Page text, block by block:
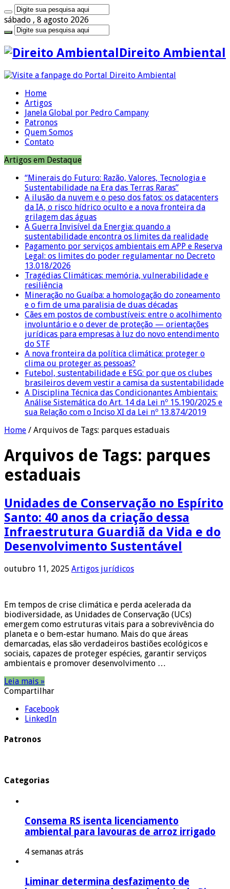
sábado , 8 agosto 2026
Direito Ambiental
Home
Artigos
Janela Global por Pedro Campany
Patronos
Quem Somos
Contato
Artigos em Destaque
“Minerais do Futuro: Razão, Valores, Tecnologia e
Sustentabilidade na Era das Terras Raras”
A ilusão da nuvem e o peso dos fatos: os datacenters
da IA, o risco hídrico oculto e a nova fronteira da
grilagem das águas
A Guerra Invisível da Energia: quando a
sustentabilidade encontra os limites da realidade
Pagamento por serviços ambientais em APP e Reserva
Legal: os limites do poder regulamentar no Decreto
13.018/2026
Tragédias Climáticas: memória, vulnerabilidade e
resiliência
Mineração no Guaíba: a homologação do zoneamento
e o fim de uma paralisia de duas décadas
Cães em postos de combustíveis: entre o acolhimento
involuntário e o dever de proteção — orientações
jurídicas para empresas à luz do novo entendimento
do STF
A nova fronteira da política climática: proteger o
clima ou proteger as pessoas?
Futebol, sustentabilidade e ESG: por que os clubes
brasileiros devem vestir a camisa da sustentabilidade
A Disciplina Técnica das Condicionantes Ambientais:
Análise Sistemática do Art. 14 da Lei nº 15.190/2025 e
sua Relação com o Inciso XI da Lei nº 13.874/2019
Home / Arquivos de Tags: parques estaduais
Arquivos de Tags: parques
estaduais
Unidades de Conservação no Espírito
Santo: 40 anos da criação dessa
Infraestrutura Guardiã da Vida e do
Desenvolvimento Sustentável
outubro 11, 2025 Artigos jurídicos
Em tempos de crise climática e perda acelerada da
biodiversidade, as Unidades de Conservação (UCs)
emergem como estruturas vitais para a sobrevivência do
planeta e o bem-estar humano. Mais do que áreas
demarcadas, elas são verdadeiros bastiões ecológicos e
sociais, capazes de proteger espécies, garantir serviços
ambientais e promover desenvolvimento …
Leia mais »
Compartilhar
Facebook
LinkedIn
Patronos
Categorias
Consema RS isenta licenciamento
ambiental para lavouras de arroz irrigado
4 semanas atrás
Liminar determina desfazimento de